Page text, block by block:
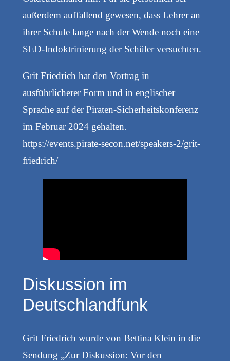
außerdem auffallend gewesen, dass Lehrer an
ihrer Schule lange nach der Wende noch eine
SED-Indoktrinierung der Schüler versuchten.
Grit Friedrich hat den Vortrag in
ausführlicherer Form und in englischer
Sprache auf der Piraten-Sicherheitskonferenz
im Februar 2024 gehalten.
https://events.pirate-secon.net/speakers-2/grit-
friedrich/
Diskussion im
Deutschlandfunk
Grit Friedrich wurde von Bettina Klein in die
Sendung „Zur Diskussion: Vor den